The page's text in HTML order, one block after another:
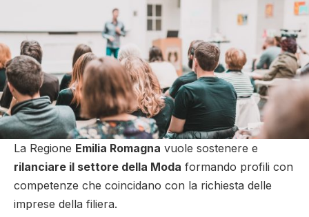
La Regione Emilia Romagna vuole sostenere e
rilanciare il settore della Moda formando profili con
competenze che coincidano con la richiesta delle
imprese della filiera.